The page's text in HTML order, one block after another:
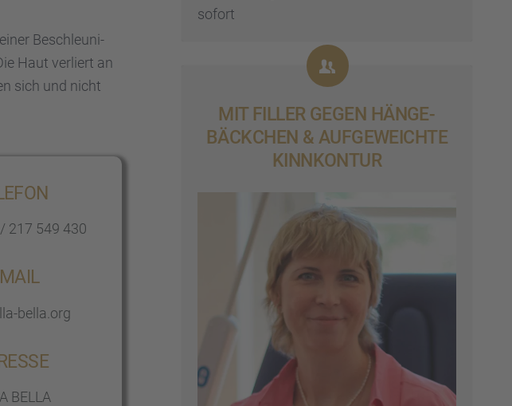
Beschleu­ni­
Haut verliert an
sich und nicht
217 549 430
bella.org
BELLA
sofort
MIT FILLER GEGEN HÄNGE­
BÄCK­CHEN & AUFGE­WEICHTE
KINNKON­TUR